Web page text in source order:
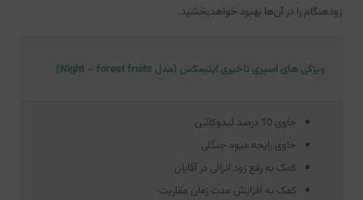
زودهنگام را در آن‌ها بهبود خواهدبخشید.
ویژگی های اسپری تاخیری اپتیمکس (مدل Night – forest fruits)
حاوی 10 درصد لیدوکائین
حاوی رایحه میوه جنگلی
کمک به رفع زود انزالی در آقایان
کمک به افزایش مدت زمان مقاربت